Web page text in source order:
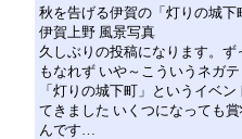
秋を告げる伊賀の「灯りの城下
伊賀上野 風景写真
久しぶりの投稿になります。
もなれず いや～こういうネガ
「灯りの城下町」というイベ
てきました いくつになっても
んです…